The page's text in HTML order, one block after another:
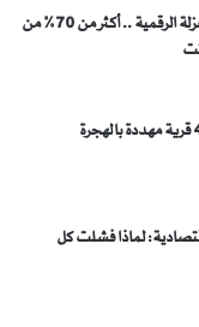
تقرير حديث: الحرب تعمّق العزلة الرقمية .. أكثر من 70% من
لماذا فشلت كل